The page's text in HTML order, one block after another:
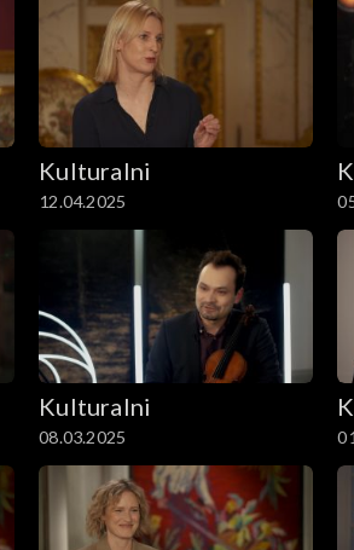
Kulturalni
12.04.2025
Kulturalni
08.03.2025